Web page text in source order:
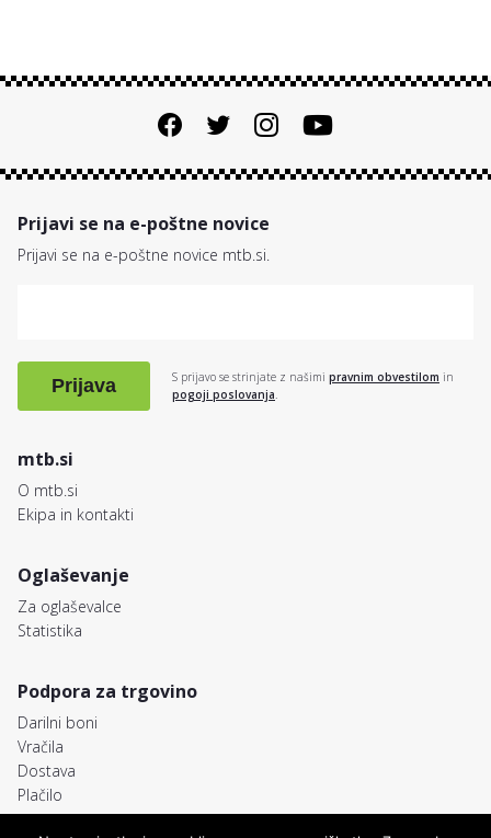
mtb.si
O mtb.si
Ekipa in kontakti
Oglaševanje
Za oglaševalce
Statistika
Podpora za trgovino
Darilni boni
Vračila
Dostava
Plačilo
Prijavi se na e-poštne novice
Prijavi se na e-poštne novice mtb.si.
Prijava S prijavo se strinjate z našimi pravnim obvestilom in
pogoji poslovanja.